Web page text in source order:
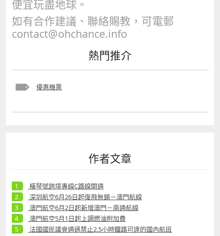
便宜玩盡地球。
如有合作建議、聯絡賜教，可電郵
contact@ohchance.info
熱門推介
優惠機票
作者文章
橫琴號跨境專線C路線開通
深圳航空6月26日起復飛無錫－澳門航線
澳門航空6月2日起新增澳門－南通航線
澳門航空5月1日起上調燃油附加費
法國國民議會通過禁止2.5小時鐵路可達的國內航班